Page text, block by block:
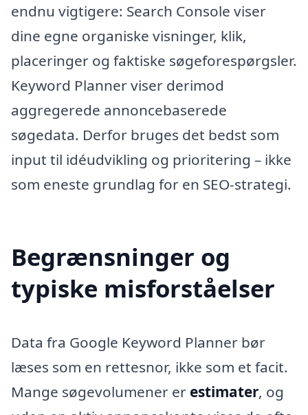
endnu vigtigere: Search Console viser
dine egne organiske visninger, klik,
placeringer og faktiske søgeforespørgsler.
Keyword Planner viser derimod
aggregerede annoncebaserede
søgedata. Derfor bruges det bedst som
input til idéudvikling og prioritering – ikke
som eneste grundlag for en SEO-strategi.
Begrænsninger og
typiske misforståelser
Data fra Google Keyword Planner bør
læses som en rettesnor, ikke som et facit.
Mange søgevolumener er estimater, og